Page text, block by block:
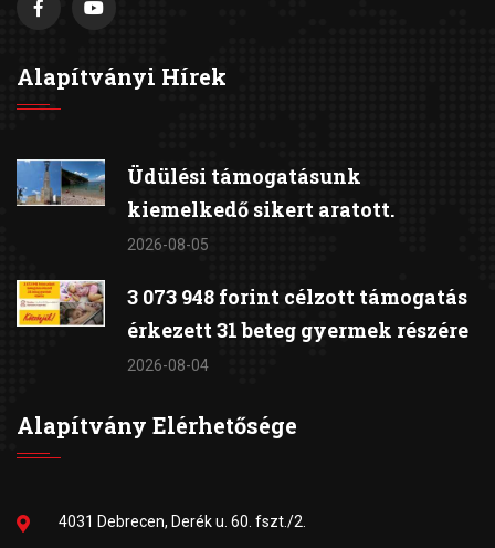
Alapítványi Hírek
Üdülési támogatásunk
kiemelkedő sikert aratott.
2026-08-05
3 073 948 forint célzott támogatás
érkezett 31 beteg gyermek részére
2026-08-04
Alapítvány Elérhetősége
4031 Debrecen, Derék u. 60. fszt./2.